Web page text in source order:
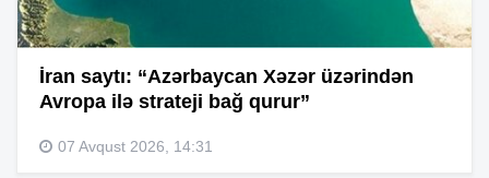
İran saytı: “Azərbaycan Xəzər üzərindən
Avropa ilə strateji bağ qurur”
07 Avqust 2026, 14:31